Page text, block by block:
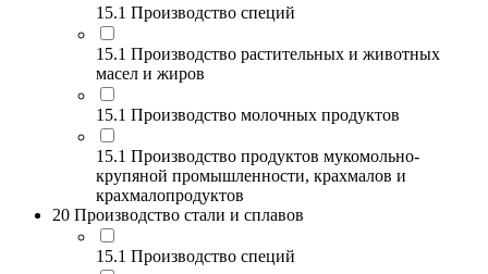
15.1 Производство специй
15.1 Производство растительных и животных
масел и жиров
15.1 Производство молочных продуктов
15.1 Производство продуктов мукомольно-
крупяной промышленности, крахмалов и
крахмалопродуктов
20 Производство стали и сплавов
15.1 Производство специй